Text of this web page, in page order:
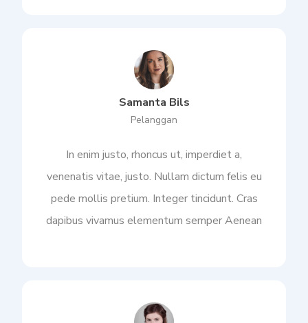
Samanta Bils
Pelanggan
In enim justo, rhoncus ut, imperdiet a,
venenatis vitae, justo. Nullam dictum felis eu
pede mollis pretium. Integer tincidunt. Cras
dapibus vivamus elementum semper Aenean